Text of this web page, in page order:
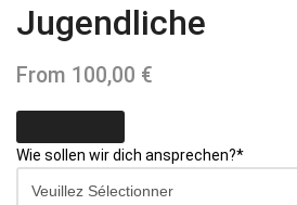
Jugendliche
From 100,00 €
Your
Wie sollen wir dich ansprechen?*